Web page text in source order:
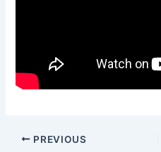
PREVIOUS